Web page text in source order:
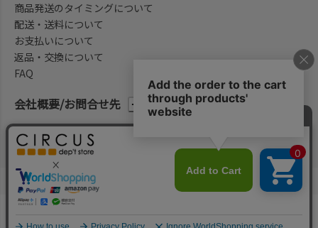
会社概要/お問合せ先
商品発送のタイミングについて
配送・送料について
お支払いについて
返品・交換について
FAQ
法律に基づく表示 プライバシーポリシー
©2004-2026 子供服・キッズ服の通販Circus All Rights reserved.